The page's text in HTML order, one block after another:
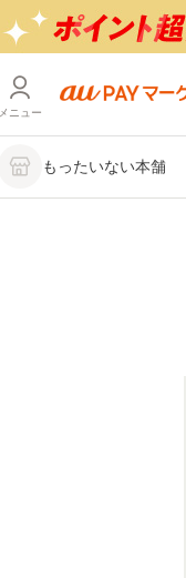
メニュー
もったいない本舗